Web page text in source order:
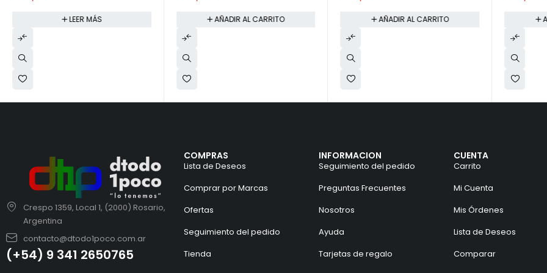
LEER MÁS AÑADIR AL CARRITO AÑADIR AL CARRITO
Crespo 1359, Local 1, (2000) Rosario,
Argentina
contacto@dtodo1poco.com.ar
(+54) 9 341 2650765
COMPRAS
Lista de Deseos
Comprar por Marcas
Ofertas
Seguimiento del pedido
Tienda
INFORMACION
Seguimiento del pedido
Preguntas Frecuentes
Nosotros
Ayuda
Tarjetas de regalo
CUENTA
Carrito
Mi Cuenta
Mis Órdenes
Lista de Deseos
Comparar